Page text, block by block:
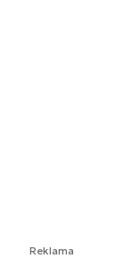
Reklama